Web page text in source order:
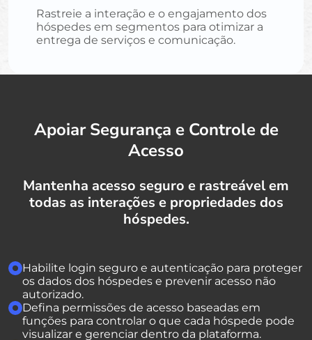
Rastreie a interação e o engajamento dos
hóspedes em segmentos para otimizar a
entrega de serviços e comunicação.
Apoiar Segurança e Controle de
Acesso
Mantenha acesso seguro e rastreável em
todas as interações e propriedades dos
hóspedes.
Habilite login seguro e autenticação para proteger
os dados dos hóspedes e prevenir acesso não
autorizado.
Defina permissões de acesso baseadas em
funções para controlar o que cada hóspede pode
visualizar e gerenciar dentro da plataforma.